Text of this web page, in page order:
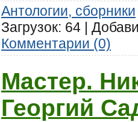
Антологии, сборники
Загрузок: 64 |
Комментарии (0)
Мастер.
Георгий